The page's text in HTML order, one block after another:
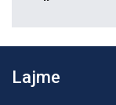
Lajme